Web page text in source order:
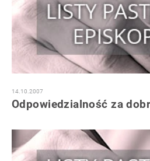
14.10.2007
Odpowiedzialność za